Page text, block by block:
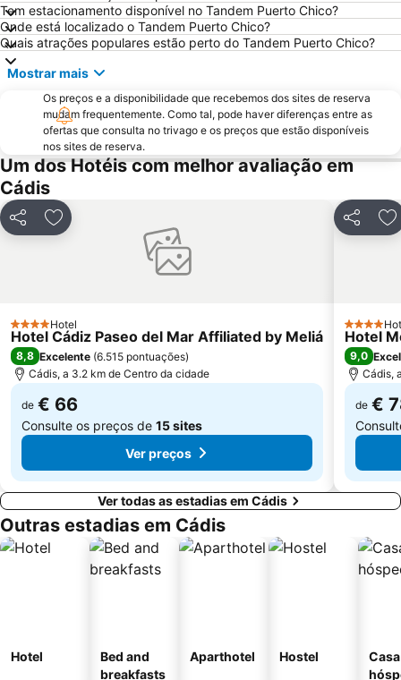
Playa de la Calzada
La Fontanilla
Cortadura Beach
Castillo de Sancti Petri
Carabela La Niña
Real Plaza de Toros
El Portal
La Albarizuela o San Pedro
Cruz del Mar
El Torno
Baluarte de la Candelaria
Playa El Chato
Parque Natural Bahía de Cádiz
Parque Comercial Bahía Sur
Plaza de las Flores
San Juan
Plaza de España
Río San Pedro
del Castillo - Camposoto
Tem estacionamento disponível no Tandem Puerto Chico?
Onde está localizado o Tandem Puerto Chico?
Quais atrações populares estão perto do Tandem Puerto Chico?
Mostrar mais
Os preços e a disponibilidade que recebemos dos sites de reserva
mudam frequentemente. Como tal, pode haver diferenças entre as
ofertas que consulta no trivago e os preços que estão disponíveis
nos sites de reserva.
Um dos Hotéis com melhor avaliação em
Cádis
PartilharAdicionar aos favoritos
4 Estrelas
Hotel
Hotel Cádiz Paseo del Mar Affiliated by Meliá
8,8 Excelente (6.515 pontuações)
Cádis, a 3.2 km de Centro da cidade
de € 66
Consulte os preços de 15 sites
Ver preços
Partilhar
4 Estrelas
Hotel
9,0
Cádis,
de €
Ver todas as estadias em Cádis
Outras estadias em Cádis
Hotel
Bed and
breakfasts
Aparthotel Hostel